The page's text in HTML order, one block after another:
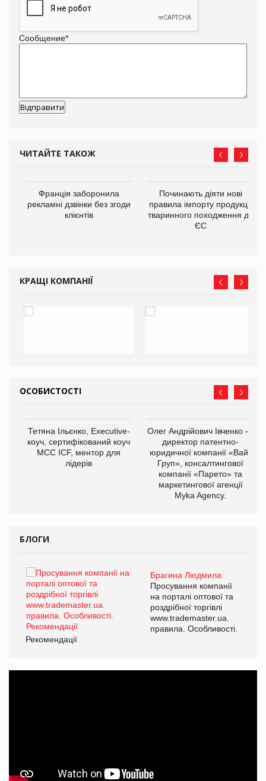
Сообщение*
ЧИТАЙТЕ ТАКОЖ
Франція заборонила
рекламні дзвінки без згоди
клієнтів
Починають діяти нові
правила імпорту продукції
тваринного походження до
ЄС
КРАЩІ КОМПАНІЇ
ОСОБИСТОСТІ
Тетяна Ільєнко, Executive-
коуч, сертифікований коуч
МСС ICF, ментор для
лідерів
Олег Андрійович Івченко —
директор патентно-
юридичної компанії «Вайз
Груп», консалтингової
компанії «Парето» та
маркетингової агенції
Myka Agency.
БЛОГИ
Брагина Людмила
Просування компанії
на порталі оптової та
роздрібної торгівлі
www.trademaster.ua.
правила. Особливості.
Рекомендації